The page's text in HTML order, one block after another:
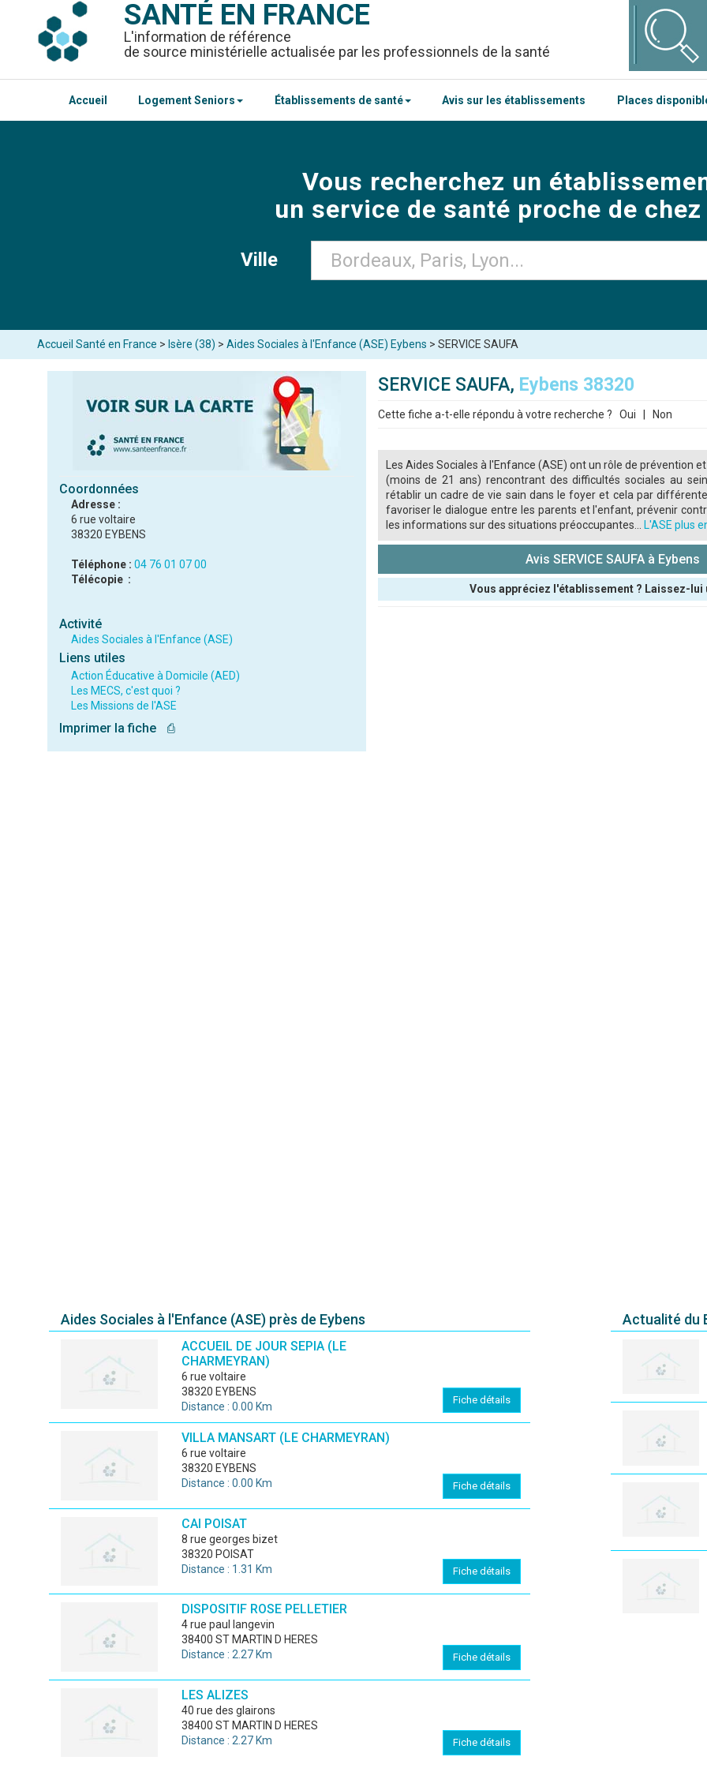
SANTÉ EN FRANCE
L'information de référence
de source ministérielle actualisée par les professionnels de la santé
Accueil Logement Seniors Établissements de santé Avis sur les établissements Places
Vous recherchez un
un service de santé proche de chez
Ville
Accueil Santé en France > Isère (38) > Aides Sociales à l'Enfance (ASE) Eybens > SERVICE SAUFA
Coordonnées
Adresse :
6 rue voltaire
38320 EYBENS
Téléphone : 04 76 01 07 00
Télécopie :
Activité
Aides Sociales à l'Enfance (ASE)
Liens utiles
Action Éducative à Domicile (AED)
Les MECS, c'est quoi ?
Les Missions de l'ASE
Imprimer la fiche ⎙
SERVICE SAUFA, Eybens 38320
Cette fiche a-t-elle répondu à votre recherche ? Oui Non
Les Aides Sociales à l'Enfance (ASE) ont un rôle de prévention
(moins de 21 ans) rencontrant des difficultés sociales au
rétablir un cadre de vie sain dans le foyer et cela par
favoriser le dialogue entre les parents et l'enfant, prévenir
les informations sur des situations préoccupantes...
L'ASE plus
Avis SERVICE SAUFA à Eybens
Vous appréciez l'établissement ? Laissez-lui
Aides Sociales à l'Enfance (ASE) près de Eybens
ACCUEIL DE JOUR SEPIA (LE
CHARMEYRAN)
6 rue voltaire
38320 EYBENS
Distance : 0.00 Km
Fiche détails
VILLA MANSART (LE CHARMEYRAN)
6 rue voltaire
38320 EYBENS
Distance : 0.00 Km
Fiche détails
CAI POISAT
8 rue georges bizet
38320 POISAT
Distance : 1.31 Km
Fiche détails
DISPOSITIF ROSE PELLETIER
4 rue paul langevin
38400 ST MARTIN D HERES
Distance : 2.27 Km
Fiche détails
LES ALIZES
40 rue des glairons
38400 ST MARTIN D HERES
Distance : 2.27 Km
Fiche détails
Actualité du